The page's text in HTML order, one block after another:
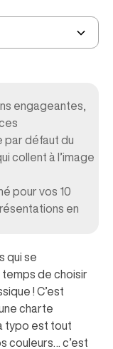
engageantes,
par défaut du
collent à l’image
pour vos 10
en
qui se
de choisir
! C’est
charte
typo est tout
couleurs… c’est